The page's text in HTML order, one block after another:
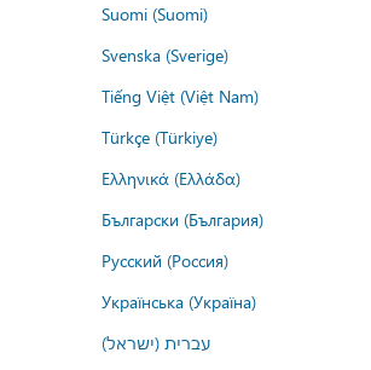
Suomi (Suomi)
Svenska (Sverige)
Tiếng Việt (Việt Nam)
Türkçe (Türkiye)
Ελληνικά (Ελλάδα)
Български (България)
Русский (Россия)
Українська (Україна)
עברית (ישראל)